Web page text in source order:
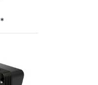
Park-
etc.